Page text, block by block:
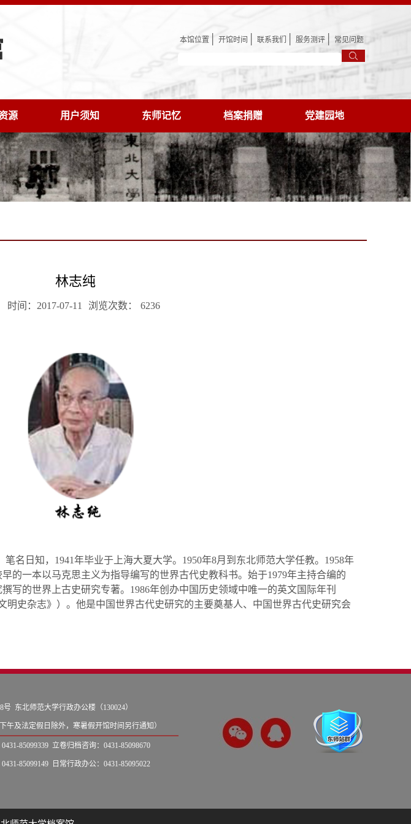
本馆位置 开馆时间 联系我们 服务测评 常见问题
源 用户须知 东师记忆 档案捐赠 党建园地
林志纯
时间：2017-07-11 浏览次数： 6236
笔名日知，1941年毕业于上海大夏大学。1950年8月到东北师范大学任教。1958年
的一本以马克思主义为指导编写的世界古代史教科书。始于1979年主持合编的
写的世界上古史研究专著。1986年创办中国历史领域中唯一的英文国际年刊
文明史杂志》）。他是中国世界古代史研究的主要奠基人、中国世界古代史研究会
东北师范大学行政办公楼（130024）
午及法定假日除外，寒暑假开馆时间另行通知）
85099339 立卷归档咨询：0431-85098670
85099149 日常行政办公：0431-85095022